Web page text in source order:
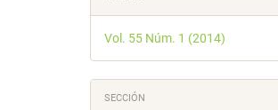
del
artículo
Vol. 55 Núm. 1 (2014)
SECCIÓN